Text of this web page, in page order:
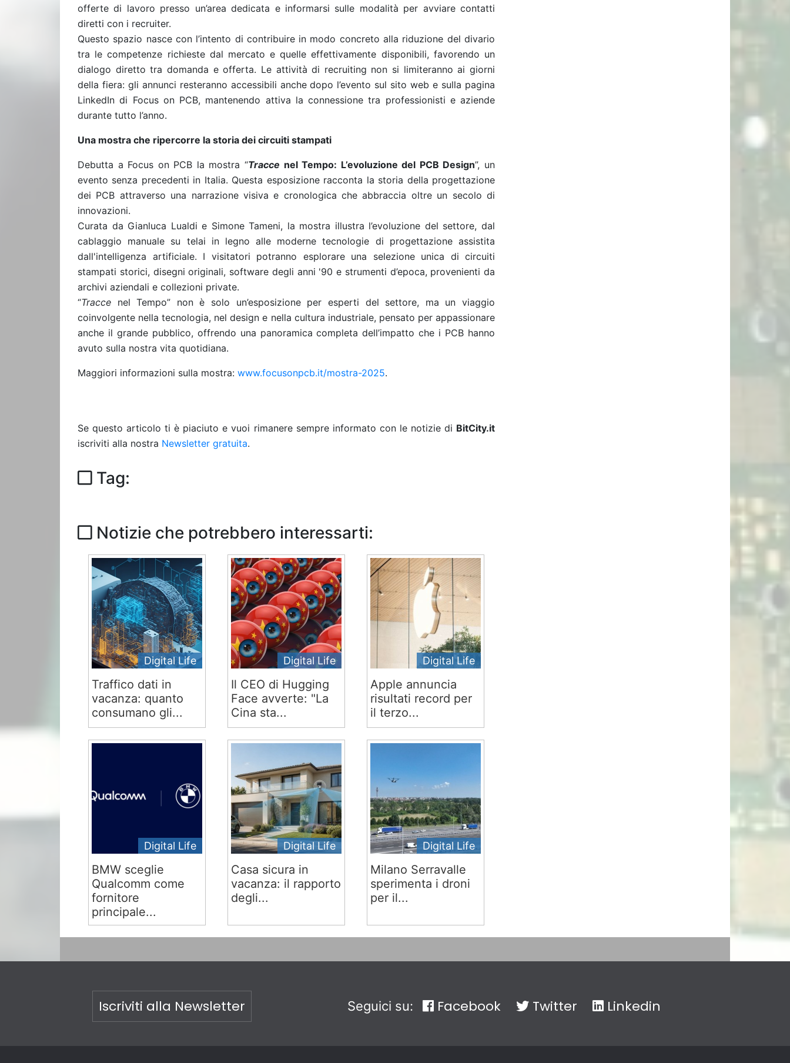
offerte di lavoro presso un’area dedicata e informarsi sulle modalità per avviare contatti
diretti con i recruiter.
Questo spazio nasce con l’intento di contribuire in modo concreto alla riduzione del divario
tra le competenze richieste dal mercato e quelle effettivamente disponibili, favorendo un
dialogo diretto tra domanda e offerta. Le attività di recruiting non si limiteranno ai giorni
della fiera: gli annunci resteranno accessibili anche dopo l’evento sul sito web e sulla pagina
LinkedIn di Focus on PCB, mantenendo attiva la connessione tra professionisti e aziende
durante tutto l’anno.
Una mostra che ripercorre la storia dei circuiti stampati
Debutta a Focus on PCB la mostra “Tracce nel Tempo: L’evoluzione del PCB Design”, un
evento senza precedenti in Italia. Questa esposizione racconta la storia della progettazione
dei PCB attraverso una narrazione visiva e cronologica che abbraccia oltre un secolo di
innovazioni.
Curata da Gianluca Lualdi e Simone Tameni, la mostra illustra l’evoluzione del settore, dal
cablaggio manuale su telai in legno alle moderne tecnologie di progettazione assistita
dall'intelligenza artificiale. I visitatori potranno esplorare una selezione unica di circuiti
stampati storici, disegni originali, software degli anni '90 e strumenti d’epoca, provenienti da
archivi aziendali e collezioni private.
“Tracce nel Tempo” non è solo un’esposizione per esperti del settore, ma un viaggio
coinvolgente nella tecnologia, nel design e nella cultura industriale, pensato per appassionare
anche il grande pubblico, offrendo una panoramica completa dell’impatto che i PCB hanno
avuto sulla nostra vita quotidiana.
Maggiori informazioni sulla mostra: www.focusonpcb.it/mostra-2025.
Se questo articolo ti è piaciuto e vuoi rimanere sempre informato con le notizie di BitCity.it
iscriviti alla nostra Newsletter gratuita.
Tag:
Notizie che potrebbero interessarti:
Digital Life
Traffico dati in
vacanza: quanto
consumano gli...
Digital Life
Il CEO di Hugging
Face avverte: "La
Cina sta...
Digital Life
Apple annuncia
risultati record per
il terzo...
Digital Life
BMW sceglie
Qualcomm come
fornitore
principale...
Digital Life
Casa sicura in
vacanza: il rapporto
degli...
Digital Life
Milano Serravalle
sperimenta i droni
per il...
Iscriviti alla Newsletter Seguici su: Facebook Twitter Linkedin